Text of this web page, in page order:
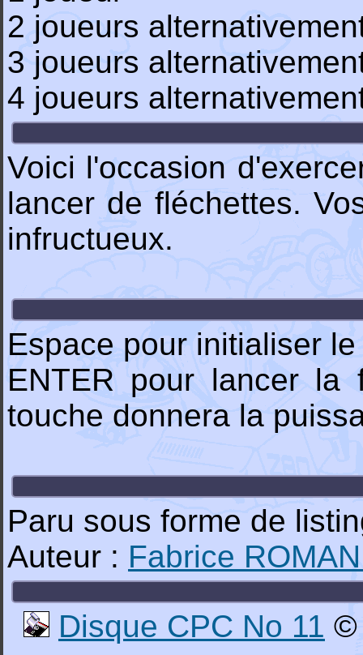
2 joueurs
3 joueurs
4 joueurs
Voici l'occasion
lancer de fléchettes.
infructueux.
Espace pour initialiser
ENTER pour lancer
touche donnera la
Paru sous forme de
Auteur : Fabrice
Disque CPC No 11 ©